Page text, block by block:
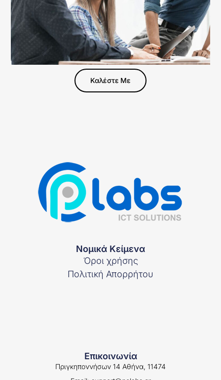
Καλέστε Με
Νομικά Κείμενα
Όροι χρήσης
Πολιτική Απορρήτου
Επικοινωνία
Πριγκηποννήσων 14 Αθήνα, 11474